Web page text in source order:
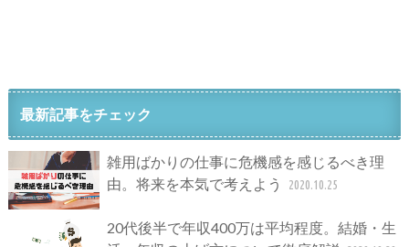
最新記事をチェック
雑用ばかりの仕事に危機感を感じるべき理
由。将来を本気で考えよう
2020.10.25
20代後半で年収400万は平均程度。結婚・生